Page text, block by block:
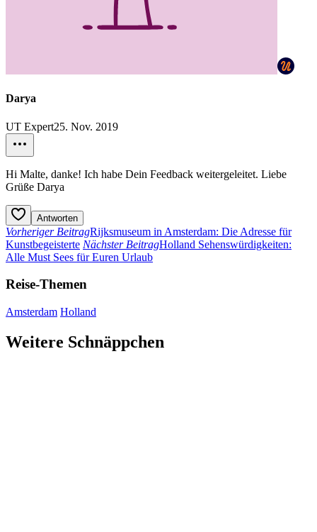
Darya
UT Expert25. Nov. 2019
Hi Malte, danke! Ich habe Dein Feedback weitergeleitet. Liebe
Grüße Darya
Antworten
Vorheriger BeitragRijksmuseum in Amsterdam: Die Adresse für
Kunstbegeisterte Nächster BeitragHolland Sehenswürdigkeiten:
Alle Must Sees für Euren Urlaub
Reise-Themen
Amsterdam Holland
Weitere Schnäppchen